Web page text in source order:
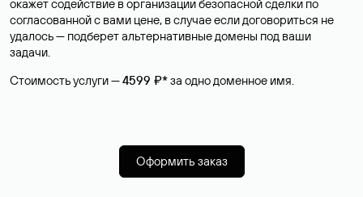
окажет содействие в организации безопасной сделки по
согласованной с вами цене, в случае если договориться не
удалось — подберет альтернативные домены под ваши
задачи.
Стоимость услуги —4599 ₽*за одно доменное имя.
Оформить заказ